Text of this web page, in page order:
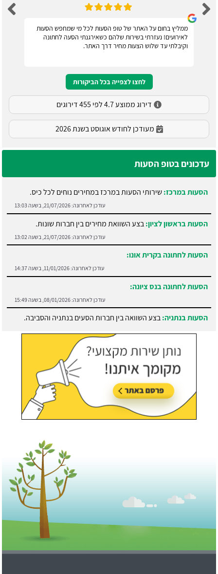
ממליץ בחום על האתר של טופ הסעות לכל מי שמחפש הסעות
לאירועים! נעזרתי בשירות שלהם כשאירגנתי הסעה לחתונה
וקיבלתי עד שלוש הצעות מחיר דרך האתר.
לחצו לצפייה בכל הביקורות
דירוג ממוצע 4.7 לפי 455 דירוגים
מעודכן לחודש אוגוסט בשנת 2026
עדכונים בטופ הסעות
הסעות במרכז:שירותי הסעות במרכז במחירים נוחים לכל כיס.
עודכן לאחרונה: 21/07/2026, בשעה 13:03
הסעות בראשון לציון:בצע השוואת מחירים בין חברות שונות.
עודכן לאחרונה: 21/07/2026, בשעה 13:02
הסעות לחתונה בקרית אונו:
עודכן לאחרונה: 11/01/2026, בשעה 14:37
הסעות לחתונה בנס ציונה:
עודכן לאחרונה: 08/01/2026, בשעה 15:49
הסעות בנתניה:בצע השוואה בין חברות הסעים בנתניה והסביבה.